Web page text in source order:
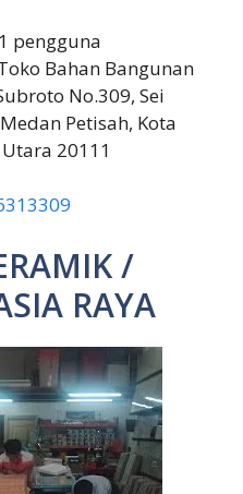
pengguna
Bahan Bangunan
No.309, Sei
Petisah, Kota
20111
/
RAYA